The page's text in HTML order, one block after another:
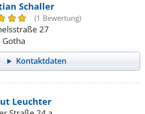
Schaller
(1 Bewertung)
27
Kontaktdaten
Leuchter